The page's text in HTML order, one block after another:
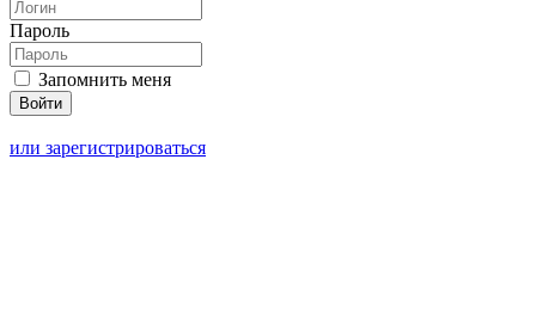
Пароль
Запомнить меня
или зарегистрироваться